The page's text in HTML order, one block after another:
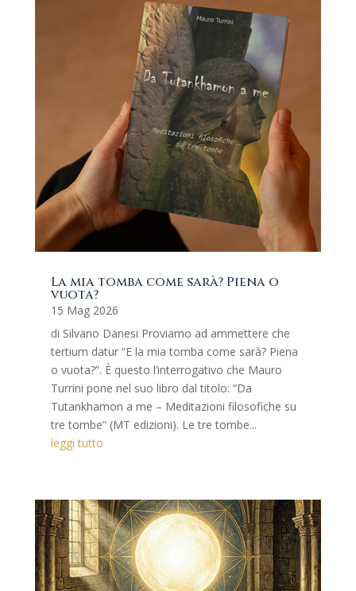
La mia tomba come sarà? Piena o
vuota?
15 Mag 2026
di Silvano Danesi Proviamo ad ammettere che
tertium datur “E la mia tomba come sarà? Piena
o vuota?”. È questo l’interrogativo che Mauro
Turrini pone nel suo libro dal titolo: “Da
Tutankhamon a me – Meditazioni filosofiche su
tre tombe” (MT edizioni). Le tre tombe...
leggi tutto